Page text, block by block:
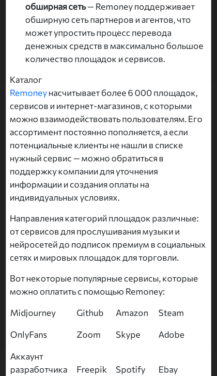
обширная сеть— Remoney поддерживает
обширную сеть партнеров и агентов, что
может упростить процесс перевода
денежных средств в максимально большое
количество площадок и сервисов.
Каталог
Remoneyнасчитывает более 6 000 площадок,
сервисов и интернет-магазинов, с которыми
можно взаимодействовать пользователям. Его
ассортимент постоянно пополняется, а если
потенциальные клиенты не нашли в списке
нужный сервис — можно обратиться в
поддержку компании для уточнения
информации и создания оплаты на
индивидуальных условиях.
Направления категорий площадок различные:
от сервисов для прослушивания музыки и
нейросетей до подписок премиум в социальных
сетях и мировых площадок для торговли.
Вот некоторые популярные сервисы, которые
можно оплатить с помощью Remoney:
Midjourney
Github Amazon Steam
OnlyFans Zoom Skype Adobe
Аккаунт
разработчика
Freepik Spotify Ebay